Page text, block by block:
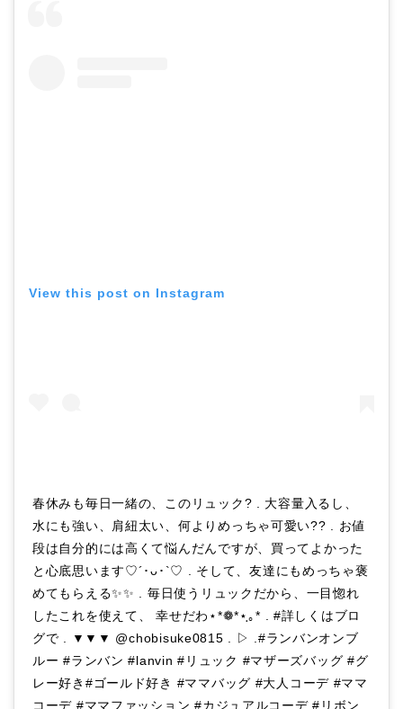
View this post on Instagram
春休みも毎日一緒の、このリュック? . 大容量入るし、
水にも強い、肩紐太い、何よりめっちゃ可愛い?? . お値
段は自分的には高くて悩んだんですが、買ってよかった
と心底思います♡´･ᴗ･`♡ . そして、友達にもめっちゃ褒
めてもらえる✨✨ . 毎日使うリュックだから、一目惚れ
したこれを使えて、 幸せだわ⋆*❁*⋆ฺ｡* . #詳しくはブロ
グで . ▼▼▼ @chobisuke0815 . ▷ .#ランバンオンブ
ルー #ランバン #lanvin #リュック #マザーズバッグ #グ
レー好き#ゴールド好き #ママバッグ #大人コーデ #ママ
コーデ #ママファッション #カジュアルコーデ #リボン